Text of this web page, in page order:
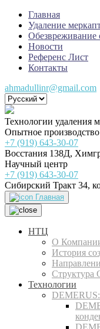
Главная
Удаление
Обезвреживание
Новости
Референс Лист
Контакты
ahmadullinr@gmail.com
Технологии удаления
Опытное производство
+7 (919) 643-30-07
Восстания 138Д,
Научный центр
+7 (919) 643-30-07
Сибирский Тракт 34,
Главная
НТЦ
О
История
Технологии
DEMERUS: